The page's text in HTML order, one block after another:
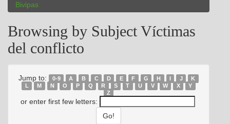
Bivipas
Browsing by Subject Víctimas
del conflicto
Jump to: 0-9 A B C D E F G H I J
K
L
M N O P Q R S T U V W X
Y
Z
or enter first few letters: